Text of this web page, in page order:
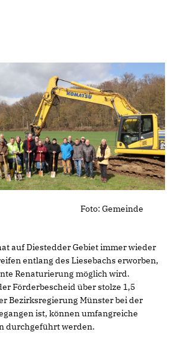
Gemeinde
auf Diestedder Gebiet immer wieder
entlang des Liesebachs erworben,
Renaturierung möglich wird.
Förderbescheid über stolze 1,5
Bezirksregierung Münster bei der
ist, können umfangreiche
durchgeführt werden.